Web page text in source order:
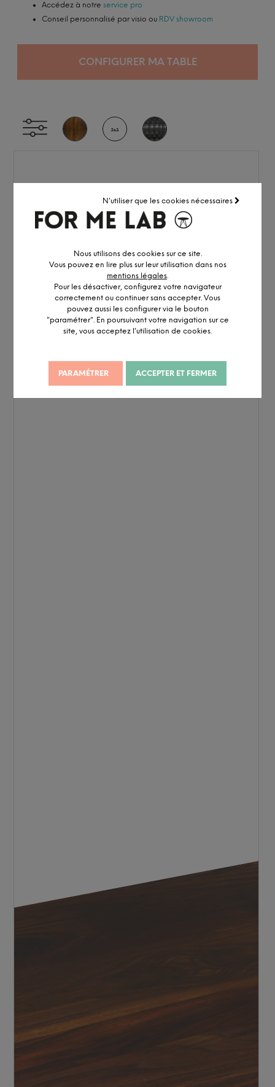
N'utiliser que les cookies nécessaires
Nous utilisons des cookies sur ce site.
Vous pouvez en lire plus sur leur utilisation dans nos
mentions légales.
Pour les désactiver, configurez votre navigateur
correctement ou continuer sans accepter. Vous
pouvez aussi les configurer via le bouton
"paramétrer". En poursuivant votre navigation sur ce
site, vous acceptez l’utilisation de cookies.
PARAMÉTRER ACCEPTER ET FERMER
Accédez à notre service pro
Conseil personnalisé par visio ou RDV showroom
CONFIGURER MA TABLE